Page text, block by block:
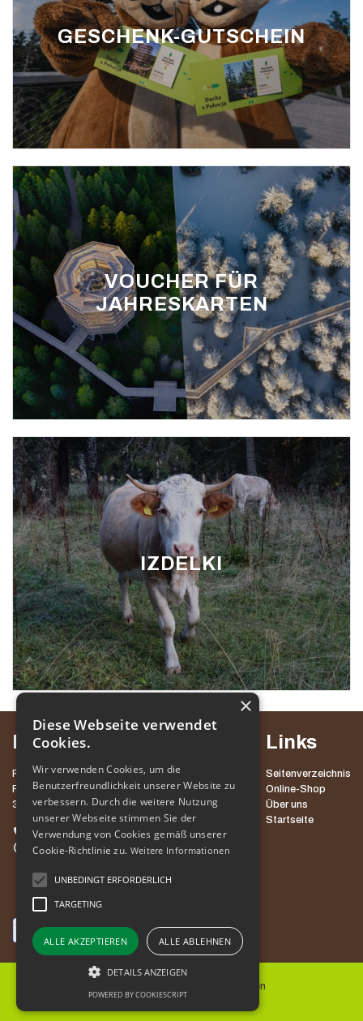
GESCHENK-GUTSCHEIN
VOUCHER FÜR
JAHRESKARTEN
IZDELKI
Kontakt
POT MED KROŠNJAMI POHORJE, D.O.O.
ROGLA 111
3214 ZREČE
+386 3 757 60 60
info@potpohorje.si
Links
Seitenverzeichnis
Online-Shop
Über uns
Startseite
Allgemeine Nutzungsbedingungen
×
Diese Webseite verwendet
Cookies.
Wir verwenden Cookies, um die
Benutzerfreundlichkeit unserer Website zu
verbessern. Durch die weitere Nutzung
unserer Webseite stimmen Sie der
Verwendung von Cookies gemäß unserer
Cookie-Richtlinie zu. Weitere Informationen
UNBEDINGT ERFORDERLICH
TARGETING
ALLE AKZEPTIEREN ALLE ABLEHNEN
DETAILS ANZEIGEN
POWERED BY COOKIESCRIPT